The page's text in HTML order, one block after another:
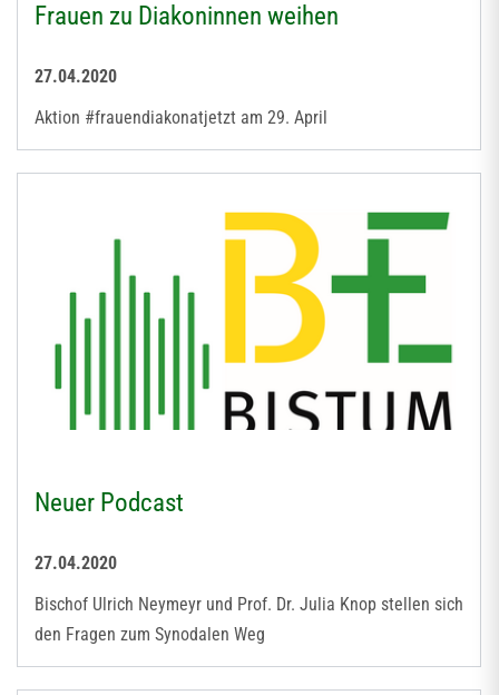
Frauen zu Diakoninnen weihen
27.04.2020
Aktion #frauendiakonatjetzt am 29. April
Neuer Podcast
27.04.2020
Bischof Ulrich Neymeyr und Prof. Dr. Julia Knop stellen sich
den Fragen zum Synodalen Weg